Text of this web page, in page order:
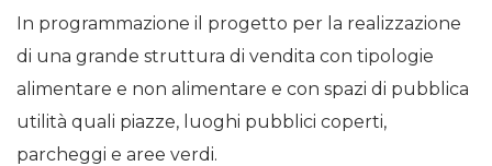
In programmazione il progetto per la realizzazione
di una grande struttura di vendita con tipologie
alimentare e non alimentare e con spazi di pubblica
utilità quali piazze, luoghi pubblici coperti,
parcheggi e aree verdi.